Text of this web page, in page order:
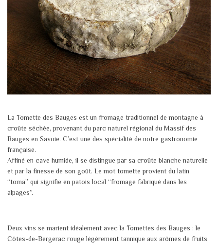
La Tomette des Bauges est un fromage traditionnel de montagne à
croûte séchée, provenant du parc naturel régional du Massif des
Bauges en Savoie. C’est une des spécialité de notre gastronomie
française.
Affiné en cave humide, il se distingue par sa croûte blanche naturelle
et par la finesse de son goût. Le mot tomette provient du latin
“toma” qui signifie en patois local “fromage fabriqué dans les
alpages”.
Deux vins se marient idéalement avec la Tomettes des Bauges : le
Côtes-de-Bergerac rouge légèrement tannique aux arômes de fruits